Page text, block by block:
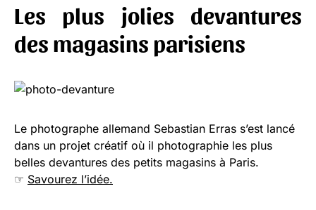
Les plus jolies devantures
des magasins parisiens
Le photographe allemand Sebastian Erras s’est lancé
dans un projet créatif où il photographie les plus
belles devantures des petits magasins à Paris.
☞ Savourez l’idée.